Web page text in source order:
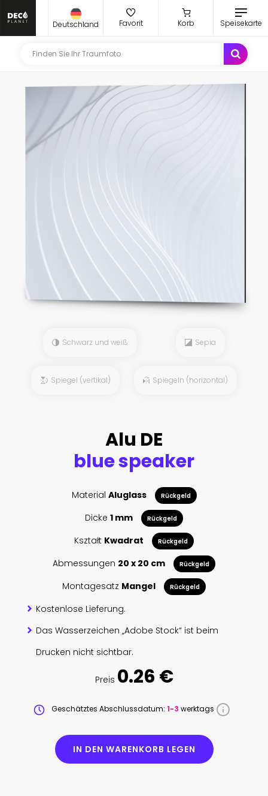
Deutschland Favorit Korb Speisekarte
Schwarz und weiß Sepia
Spiegel (vertikal) Spiegeln (horizontal)
Alu DE
blue speaker
Material Aluglass Rückgeld
Dicke 1 mm Rückgeld
Kształt Kwadrat Rückgeld
Abmessungen 20 x 20 cm Rückgeld
Montagesatz Mangel Rückgeld
Kostenlose Lieferung.
Das Wasserzeichen „Adobe Stock“ ist beim
Drucken nicht sichtbar.
Preis 0.26 €
Geschätztes Abschlussdatum: 1-3 werktags
IN DEN WARENKORB LEGEN